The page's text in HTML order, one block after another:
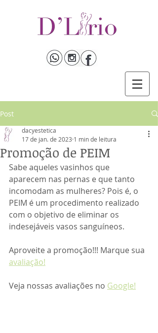
Post
Promoção de PEIM
dacyestetica
17 de jan. de 2023 1 min de leitura
Sabe aqueles vasinhos que
aparecem nas pernas e que tanto
incomodam as mulheres? Pois é, o
PEIM é um procedimento realizado
com o objetivo de eliminar os
indesejáveis vasos sanguíneos.
Aproveite a promoção!!! Marque sua
avaliação!
Veja nossas avaliações no Google!